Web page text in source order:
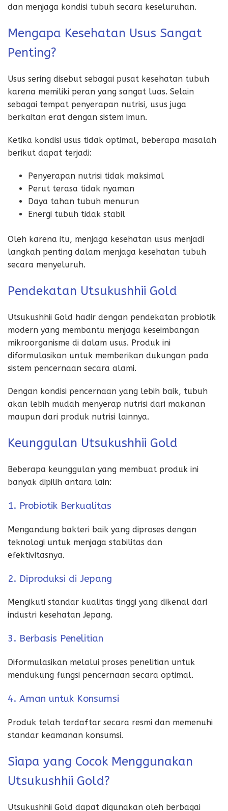
dan menjaga kondisi tubuh secara keseluruhan.
Mengapa Kesehatan Usus Sangat
Penting?
Usus sering disebut sebagai pusat kesehatan tubuh
karena memiliki peran yang sangat luas. Selain
sebagai tempat penyerapan nutrisi, usus juga
berkaitan erat dengan sistem imun.
Ketika kondisi usus tidak optimal, beberapa masalah
berikut dapat terjadi:
Penyerapan nutrisi tidak maksimal
Perut terasa tidak nyaman
Daya tahan tubuh menurun
Energi tubuh tidak stabil
Oleh karena itu, menjaga kesehatan usus menjadi
langkah penting dalam menjaga kesehatan tubuh
secara menyeluruh.
Pendekatan Utsukushhii Gold
Utsukushhii Gold hadir dengan pendekatan probiotik
modern yang membantu menjaga keseimbangan
mikroorganisme di dalam usus. Produk ini
diformulasikan untuk memberikan dukungan pada
sistem pencernaan secara alami.
Dengan kondisi pencernaan yang lebih baik, tubuh
akan lebih mudah menyerap nutrisi dari makanan
maupun dari produk nutrisi lainnya.
Keunggulan Utsukushhii Gold
Beberapa keunggulan yang membuat produk ini
banyak dipilih antara lain:
1. Probiotik Berkualitas
Mengandung bakteri baik yang diproses dengan
teknologi untuk menjaga stabilitas dan
efektivitasnya.
2. Diproduksi di Jepang
Mengikuti standar kualitas tinggi yang dikenal dari
industri kesehatan Jepang.
3. Berbasis Penelitian
Diformulasikan melalui proses penelitian untuk
mendukung fungsi pencernaan secara optimal.
4. Aman untuk Konsumsi
Produk telah terdaftar secara resmi dan memenuhi
standar keamanan konsumsi.
Siapa yang Cocok Menggunakan
Utsukushhii Gold?
Utsukushhii Gold dapat digunakan oleh berbagai